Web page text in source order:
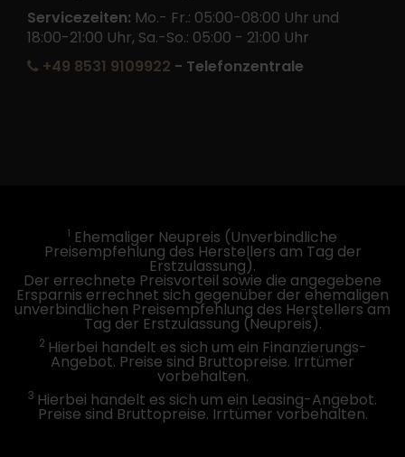
Servicezeiten: Mo.- Fr.: 05:00-08:00 Uhr und
18:00-21:00 Uhr, Sa.-So.: 05:00 - 21:00 Uhr
+49 8531 9109922 - Telefonzentrale
1 Ehemaliger Neupreis (Unverbindliche
Preisempfehlung des Herstellers am Tag der
Erstzulassung).
Der errechnete Preisvorteil sowie die angegebene
Ersparnis errechnet sich gegenüber der ehemaligen
unverbindlichen Preisempfehlung des Herstellers am
Tag der Erstzulassung (Neupreis).
2 Hierbei handelt es sich um ein Finanzierungs-
Angebot. Preise sind Bruttopreise. Irrtümer
vorbehalten.
3 Hierbei handelt es sich um ein Leasing-Angebot.
Preise sind Bruttopreise. Irrtümer vorbehalten.